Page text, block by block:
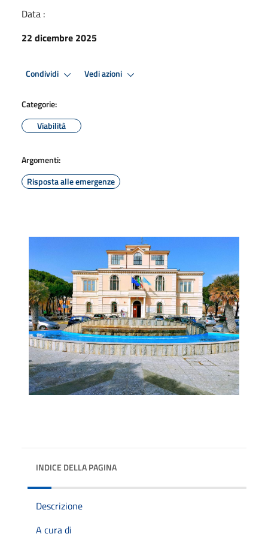
Data :
22 dicembre 2025
Condividi Vedi azioni
Categorie:
Viabilità
Argomenti:
Risposta alle emergenze
INDICE DELLA PAGINA
Descrizione
A cura di